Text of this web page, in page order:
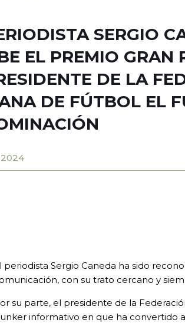
SERGIO
EL PREMIO GRAN
DE LA
DE FÚTBOL EL
2024
periodista Sergio Caneda ha sido
con su trato cercano y
su parte, el presidente de la
informativo en que ha convertido